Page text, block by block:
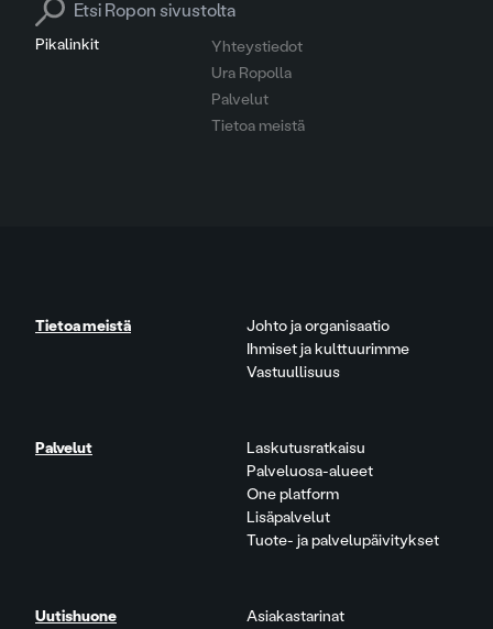
Pikalinkit
Yhteystiedot
Ura Ropolla
Palvelut
Tietoa meistä
Tietoa meistä
Johto ja organisaatio
Ihmiset ja kulttuurimme
Vastuullisuus
Palvelut
Laskutusratkaisu
Palveluosa-alueet
One platform
Lisäpalvelut
Tuote- ja palvelupäivitykset
Uutishuone
Asiakastarinat